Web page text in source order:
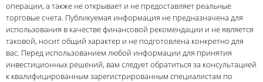
операции, а также не открывает и не предоставляет реальные
торговые счета. Публикуемая информация не предназначена для
использования в качестве финансовой рекомендации и не является
таковой, носит общий характер и не подготовлена конкретно для
вас. Перед использованием любой информации для принятия
инвестиционных решений, вам следует обратиться за консультацией
к квалифицированным зарегистрированным специалистам по